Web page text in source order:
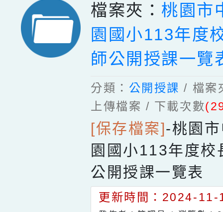
檔案夾： 桃園市
園國小113年度
師公開授課一覽
分類： 公開授課 / 檔案
上傳檔案 / 下載次數
[保存檔案]-桃園
園國小113年度校
公開授課一覽表
更新時間：2024-